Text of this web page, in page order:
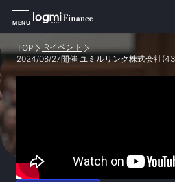
MENU
TOP
IRイベント
2024/08/27開催 ユミルリンク株式会社